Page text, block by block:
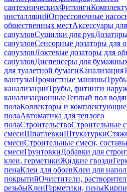
сантехническихФитинги
инсталляцийОпрессовочные
общественных местАксессуары
санузловСушилки для рук
санузловСенсорные дозаторы для
санузловЛоктевые дозаторы для
санузловДиспенсеры для
для туалетной бумагиКанализация
вантузыПрочистные машины
канализацииТрубы, фитинги
канализационныеТеплый пол
полаКоллекторы и комплектующие
полаАвтоматика для теплого
полаСтроительствоСтроительные
смесиШпатлевкиШтукатурки
смесиСтроительные смеси, составы
смесиГрунтовкиДобавки для
клеи, герметикиЖидкие гвозди
пенаКлеи для обоевКлеи для
покрытийОчистители,
резьбыКлеиГерметики, пены